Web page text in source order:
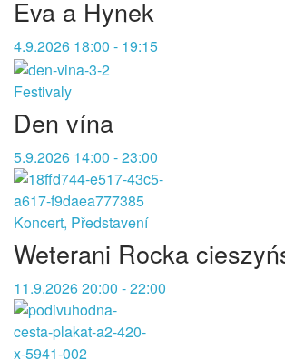
Eva a Hynek
4.9.2026 18:00 - 19:15
Festivaly
Den vína
5.9.2026 14:00 - 23:00
Koncert, Představení
Weterani Rocka
11.9.2026 20:00 - 22:00